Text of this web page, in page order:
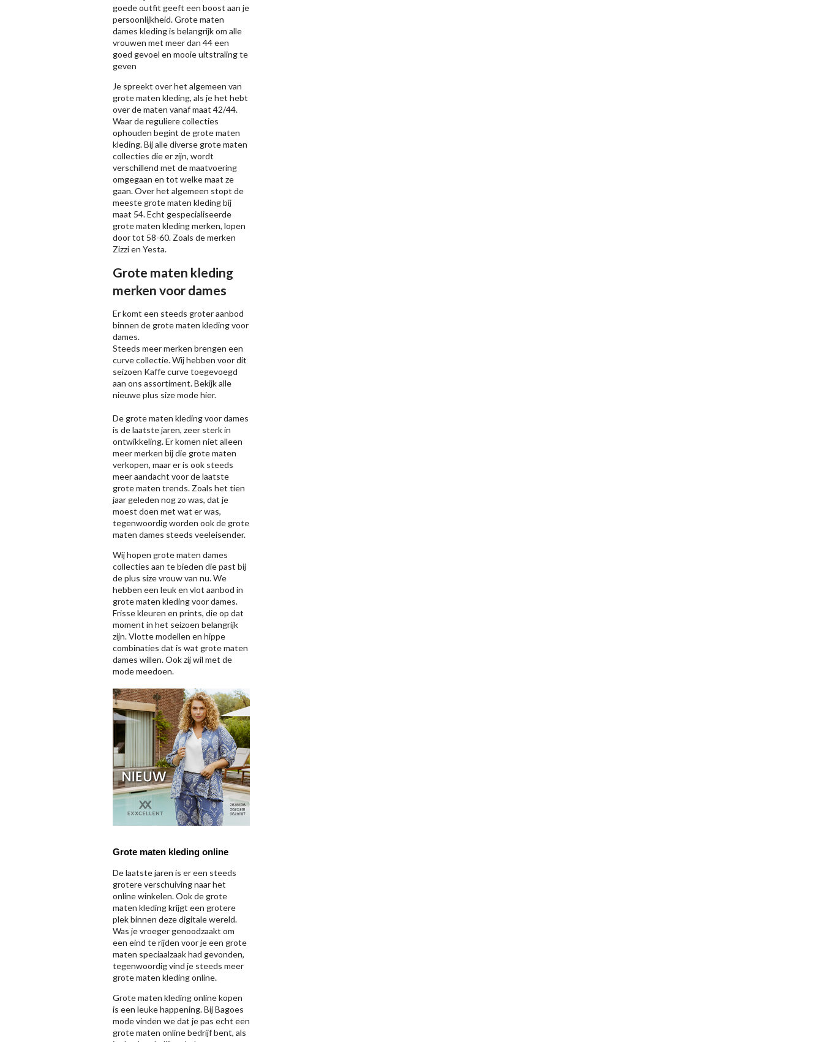
goede outfit geeft een boost aan je
persoonlijkheid. Grote maten
dames kleding is belangrijk om alle
vrouwen met meer dan 44 een
goed gevoel en mooie uitstraling te
geven
Je spreekt over het algemeen van
grote maten kleding, als je het hebt
over de maten vanaf maat 42/44.
Waar de reguliere collecties
ophouden begint de grote maten
kleding. Bij alle diverse grote maten
collecties die er zijn, wordt
verschillend met de maatvoering
omgegaan en tot welke maat ze
gaan. Over het algemeen stopt de
meeste grote maten kleding bij
maat 54. Echt gespecialiseerde
grote maten kleding merken, lopen
door tot 58-60. Zoals de merken
Zizzien Yesta.
Grote maten kleding
merken voor dames
Er komt een steeds groter aanbod
binnen de grote maten kleding voor
dames.
Steeds meer merken brengen een
curve collectie. Wij hebben voor dit
seizoen Kaffecurve toegevoegd
aan ons assortiment. Bekijk alle
nieuweplus size modehier.
De grote maten kleding voor dames
is de laatste jaren, zeer sterk in
ontwikkeling. Er komen niet alleen
meer merken bij die grote maten
verkopen, maar er is ook steeds
meer aandacht voor de laatste
grote maten trends. Zoals het tien
jaar geleden nog zo was, dat je
moest doen met wat er was,
tegenwoordig worden ook de grote
maten dames steeds veeleisender.
Wij hopen grote maten dames
collecties aan te bieden die past bij
de plus size vrouw van nu. We
hebben een leuk en vlot aanbod in
grote maten kleding voor dames.
Frisse kleuren en prints, die op dat
moment in het seizoen belangrijk
zijn. Vlotte modellen en hippe
combinaties dat is wat grote maten
dames willen. Ook zij wil met de
mode meedoen.
Grote maten kleding online
De laatste jaren is er een steeds
grotere verschuiving naar het
online winkelen. Ook de grote
maten kleding krijgt een grotere
plek binnen deze digitale wereld.
Was je vroeger genoodzaakt om
een eind te rijden voor je een grote
maten speciaalzaak had gevonden,
tegenwoordig vind je steeds meer
grote maten kleding online.
Grote maten kleding online kopen
is een leuke happening. Bij Bagoes
mode vinden we dat je pas echt een
grote maten online bedrijf bent, als